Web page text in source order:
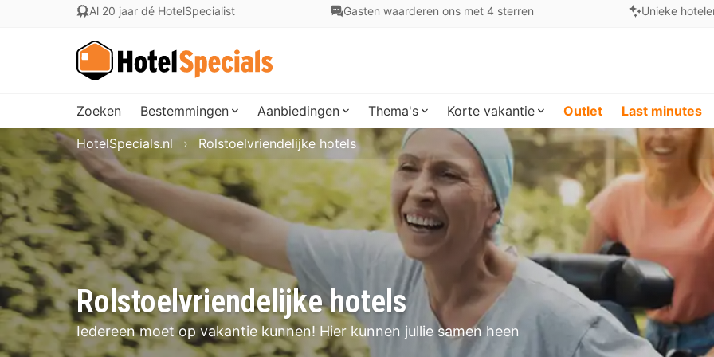
Al 20 jaar dé HotelSpecialist Gasten waarderen ons met 4 sterren Unieke
Zoeken Bestemmingen Aanbiedingen Thema's Korte vakantie Outlet Last minutes
Rolstoelvriendelijke hotels
Iedereen moet op vakantie kunnen! Hier kunnen jullie samen heen
HotelSpecials.nl Rolstoelvriendelijke hotels